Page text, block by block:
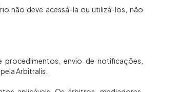
não deve acessá-la ou utilizá-los, não
envio de notificações,
Arbitralis.